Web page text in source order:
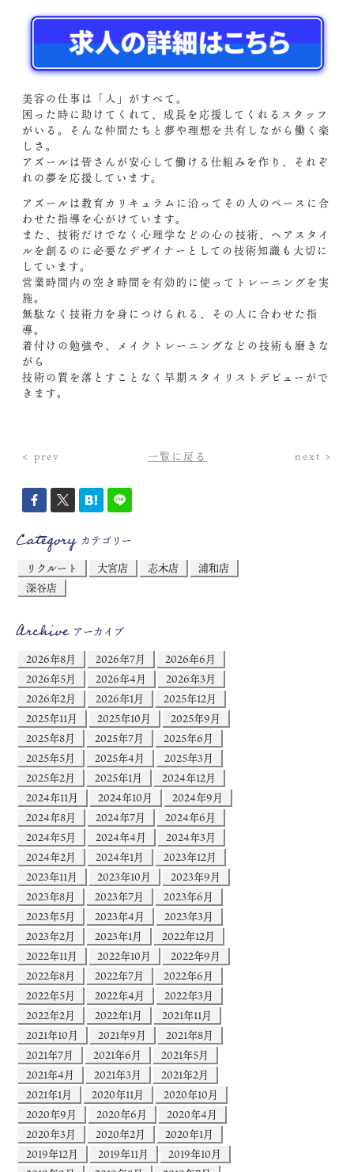
美容の仕事は「人」がすべて。
困った時に助けてくれて、成長を応援してくれるスタッフ
がいる。そんな仲間たちと夢や理想を共有しながら働く楽
しさ。
アズールは皆さんが安心して働ける仕組みを作り、それぞ
れの夢を応援しています。
アズールは教育カリキュラムに沿ってその人のペースに合
わせた指導を心がけています。
また、技術だけでなく心理学などの心の技術、ヘアスタイ
ルを創るのに必要なデザイナーとしての技術知識も大切に
しています。
営業時間内の空き時間を有効的に使ってトレーニングを実
施。
無駄なく技術力を身につけられる、その人に合わせた指
導。
着付けの勉強や、メイクトレーニングなどの技術も磨きな
がら
技術の質を落とすことなく早期スタイリストデビューがで
きます。
< prev 一覧に戻る next >
Categoryカテゴリー
リクルート
大宮店 志木店
浦和店
深谷店
Archiveアーカイブ
2026年8月
2026年7月
2026年6月
2026年5月
2026年4月
2026年3月
2026年2月
2026年1月
2025年12月
2025年11月
2025年10月
2025年9月
2025年8月
2025年7月
2025年6月
2025年5月
2025年4月
2025年3月
2025年2月
2025年1月
2024年12月
2024年11月
2024年10月
2024年9月
2024年8月
2024年7月
2024年6月
2024年5月
2024年4月
2024年3月
2024年2月
2024年1月
2023年12月
2023年11月
2023年10月
2023年9月
2023年8月
2023年7月
2023年6月
2023年5月
2023年4月
2023年3月
2023年2月
2023年1月
2022年12月
2022年11月
2022年10月
2022年9月
2022年8月
2022年7月
2022年6月
2022年5月
2022年4月
2022年3月
2022年2月
2022年1月
2021年11月
2021年10月
2021年9月
2021年8月
2021年7月
2021年6月
2021年5月
2021年4月
2021年3月
2021年2月
2021年1月
2020年11月
2020年10月
2020年9月
2020年6月
2020年4月
2020年3月
2020年2月
2020年1月
2019年12月
2019年11月
2019年10月